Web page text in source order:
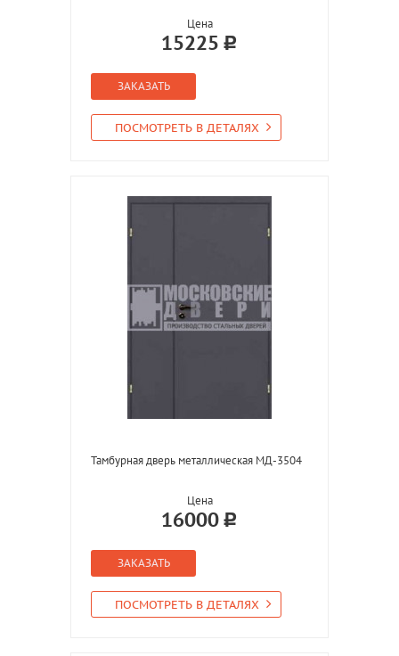
Цена
15225
ЗАКАЗАТЬ
ПОСМОТРЕТЬ В ДЕТАЛЯХ
Тамбурная дверь металлическая МД-3504
Цена
16000
ЗАКАЗАТЬ
ПОСМОТРЕТЬ В ДЕТАЛЯХ